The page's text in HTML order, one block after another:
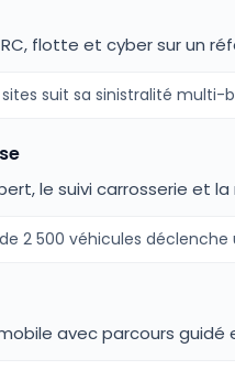
flotte et cyber sur un
sites suit sa sinistralité
le suivi carrosserie et
2 500 véhicules déclenche
avec parcours